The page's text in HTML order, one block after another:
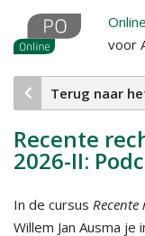
Overslaan
naar
de
inhoud
voor
Terug naar
Recente
2026-II:
In de cursus
Willem Jan Ausma